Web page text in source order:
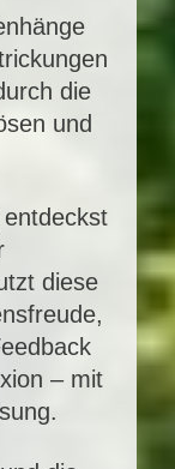
die
und
diese
– mit